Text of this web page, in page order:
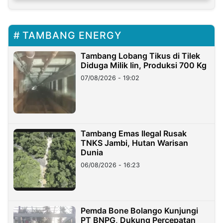
TAMBANG ENERGY
Tambang Lobang Tikus di Tilek
Diduga Milik Iin, Produksi 700 Kg
07/08/2026 - 19:02
Tambang Emas Ilegal Rusak
TNKS Jambi, Hutan Warisan
Dunia
06/08/2026 - 16:23
Pemda Bone Bolango Kunjungi
PT BNPG, Dukung Percepatan